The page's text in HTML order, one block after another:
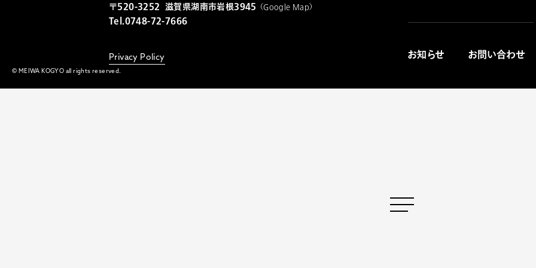
〒520-3252 滋賀県湖南市岩根3945 （Google Map）
Tel.0748-72-7666
お知らせ お問い合わせ
Privacy Policy
© MEIWA KOGYO all rights reserved.